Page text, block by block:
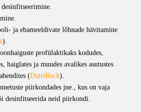
ja ebameeldivate lõhnade hävitamine
).
profülaktikaks kodudes,
haiglates ja muudes avalikes asutustes
(DutriRock).
piirkondades jne., kus on vaja
desinfitseerida neid piirkondi.